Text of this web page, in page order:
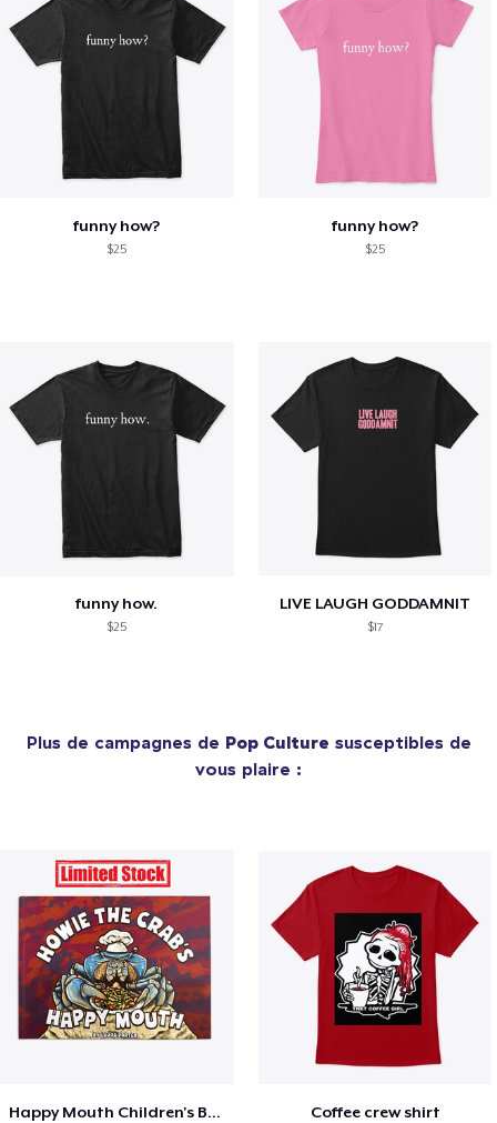
funny how?
$25
funny how?
$25
funny how.
$25
LIVE LAUGH GODDAMNIT
$17
Plus de campagnes de Pop Culture susceptibles de
vous plaire :
Happy Mouth Children's Book Coffee crew shirt